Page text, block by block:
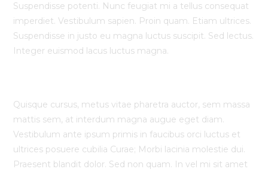
Suspendisse potenti. Nunc feugiat mi a tellus consequat
imperdiet. Vestibulum sapien. Proin quam. Etiam ultrices.
Suspendisse in justo eu magna luctus suscipit. Sed lectus.
Integer euismod lacus luctus magna.
Quisque cursus, metus vitae pharetra auctor, sem massa
mattis sem, at interdum magna augue eget diam.
Vestibulum ante ipsum primis in faucibus orci luctus et
ultrices posuere cubilia Curae; Morbi lacinia molestie dui.
Praesent blandit dolor. Sed non quam. In vel mi sit amet